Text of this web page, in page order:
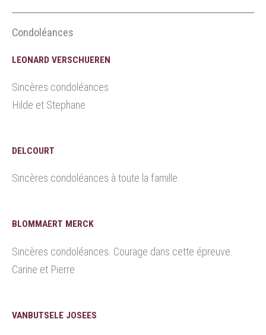
Condoléances
LEONARD VERSCHUEREN
Sincères condoléances
Hilde et Stephane
DELCOURT
Sincères condoléances à toute la famille.
BLOMMAERT MERCK
Sincères condoléances. Courage dans cette épreuve.
Carine et Pierre
VANBUTSELE JOSEES